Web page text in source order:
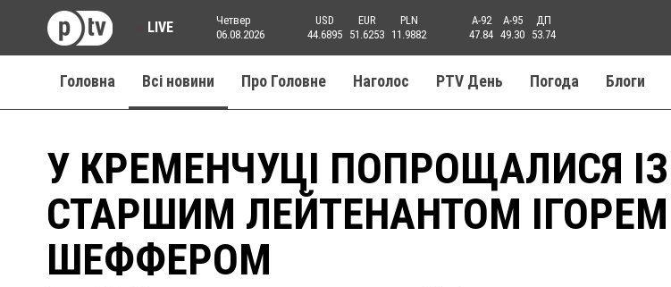
LIVE
Четвер
06.08.2026
USD
44.6895
EUR
51.6253
PLN
11.9882
A-92
47.84
A-95
49.30
ДП
53.74
Головна Всі новини Про Головне Наголос PTV День Погода Блоги
У КРЕМЕНЧУЦІ ПОПРОЩАЛИСЯ ІЗ
СТАРШИМ ЛЕЙТЕНАНТОМ ІГОРЕМ
ШЕФФЕРОМ